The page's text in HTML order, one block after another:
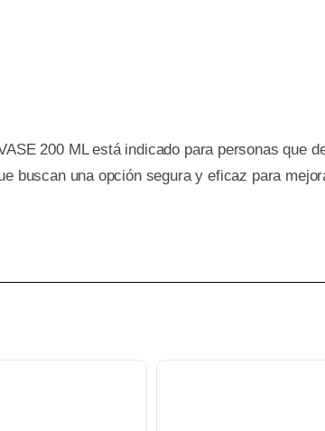
200 ML está indicado para personas que
buscan una opción segura y eficaz para